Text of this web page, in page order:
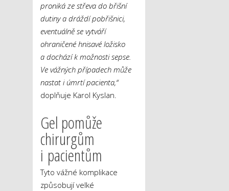
proniká ze střeva do břišní
dutiny a dráždí pobřišnici,
eventuálně se vytváří
ohraničené hnisavé ložisko
a dochází k možnosti sepse.
Ve vážných případech může
nastat i úmrtí pacienta,“
doplňuje Karol Kyslan.
Gel pomůže
chirurgům
i pacientům
Tyto vážné komplikace
způsobují velké